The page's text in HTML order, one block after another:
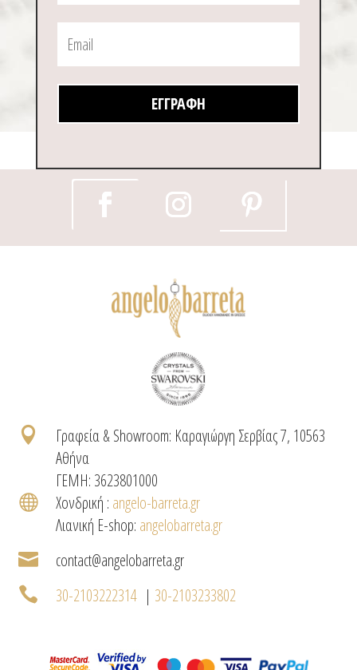
ΕΓΓΡΑΦΉ

Γραφεία & Showroom: Καραγιώργη Σερβίας 7, 10563
Αθήνα
ΓΕΜΗ: 3623801000
 Χονδρική : angelo-barreta.gr
Λιανική E-shop: angelobarreta.gr
 contact@angelobarreta.gr
 30-2103222314| 30-2103233802